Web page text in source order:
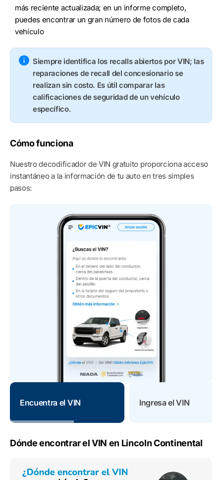
más reciente actualizada; en un informe completo,
puedes encontrar un gran número de fotos de cada
vehículo
Siempre identifica los recalls abiertos por VIN; las
reparaciones de recall del concesionario se
realizan sin costo. Es útil comparar las
calificaciones de seguridad de un vehículo
específico.
Cómo funciona
Nuestro decodificador de VIN gratuito proporciona acceso
instantáneo a la información de tu auto en tres simples
pasos:
Encuentra el VIN Ingresa el VIN
Dónde encontrar el VIN en Lincoln Continental